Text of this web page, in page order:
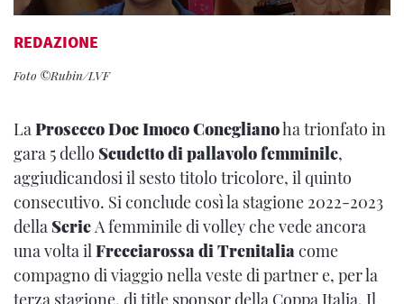
REDAZIONE
Foto ©Rubin/LVF
LaProsecco Doc Imoco Coneglianoha trionfato in
gara 5 dello Scudetto di pallavolo femminile,
aggiudicandosi il sesto titolo tricolore, il quinto
consecutivo. Si conclude così la stagione 2022-2023
della SerieA femminile di volley che vede ancora
una volta ilFrecciarossa di Trenitaliacome
compagno di viaggio nella veste di partner e, per la
terza stagione, di title sponsor della Coppa Italia. Il